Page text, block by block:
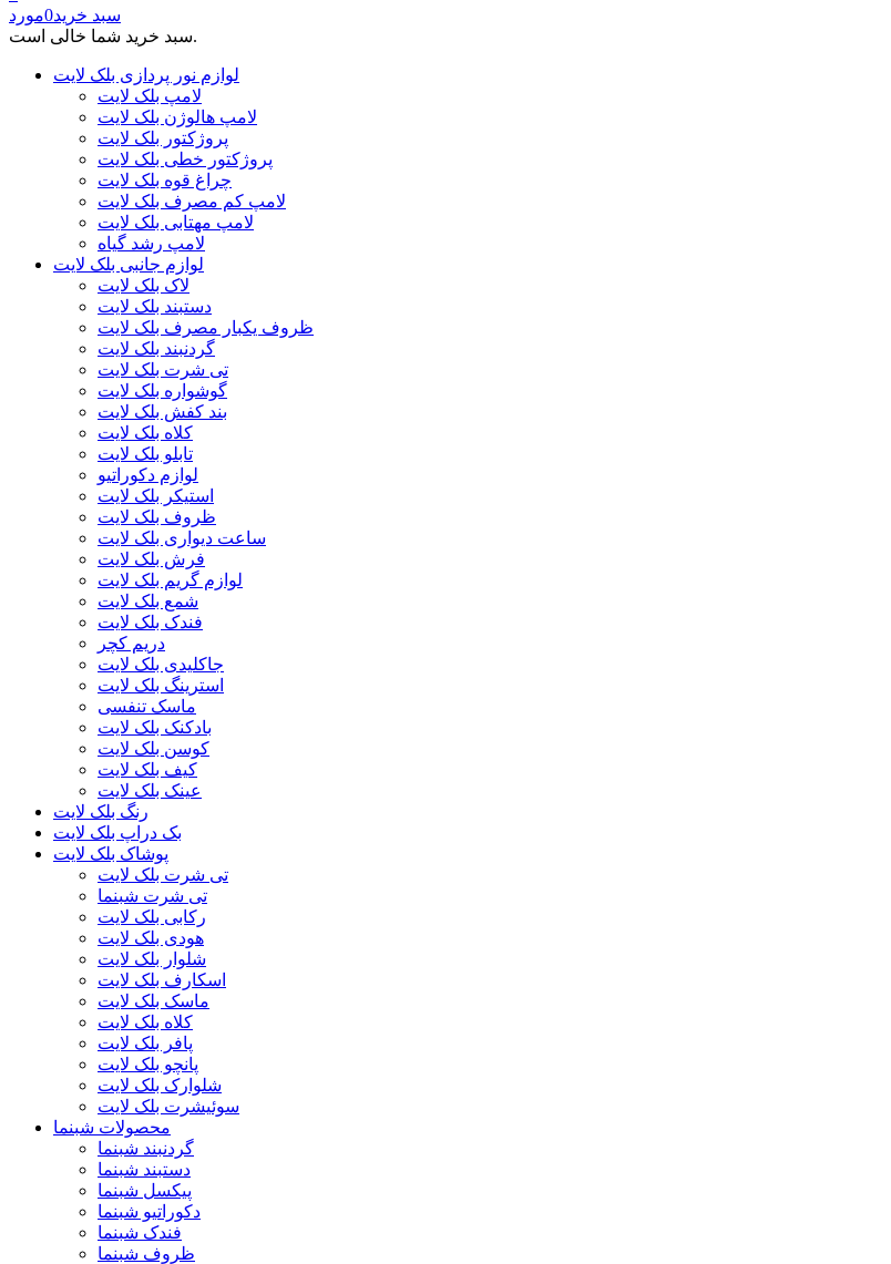
سبد خرید0مورد
سبد خرید شما خالی است.
لوازم نور پردازی بلک لایت
لامپ بلک لایت
لامپ هالوژن بلک لایت
پروژکتور بلک لایت
پروژکتور خطی بلک لایت
چراغ قوه بلک لایت
لامپ کم مصرف بلک لایت
لامپ مهتابی بلک لایت
لامپ رشد گیاه
لوازم جانبی بلک لایت
لاک بلک لایت
دستبند بلک لایت
ظروف یکبار مصرف بلک لایت
گردنبند بلک لایت
تی شرت بلک لایت
گوشواره بلک لایت
بند کفش بلک لایت
کلاه بلک لایت
تابلو بلک لایت
لوازم دکوراتیو
استیکر بلک لایت
ظروف بلک لایت
ساعت دیواری بلک لایت
فرش بلک لایت
لوازم گریم بلک لایت
شمع بلک لایت
فندک بلک لایت
دریم کچر
جاکلیدی بلک لایت
استرینگ بلک لایت
ماسک تنفسی
بادکنک بلک لایت
کوسن بلک لایت
کیف بلک لایت
عینک بلک لایت
رنگ بلک لایت
بک دراپ بلک لایت
پوشاک بلک لایت
تی شرت بلک لایت
تی شرت شبنما
رکابی بلک لایت
هودی بلک لایت
شلوار بلک لایت
اسکارف بلک لایت
ماسک بلک لایت
کلاه بلک لایت
پافر بلک لایت
پانچو بلک لایت
شلوارک بلک لایت
سوئیشرت بلک لایت
محصولات شبنما
گردنبند شبنما
دستبند شبنما
پیکسل شبنما
دکوراتیو شبنما
فندک شبنما
ظروف شبنما